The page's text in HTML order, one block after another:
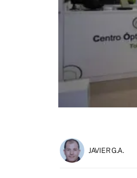
JAVIER G.A.